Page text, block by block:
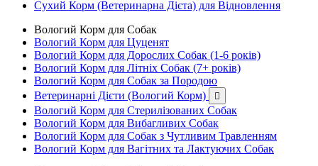
Сухий Корм (Ветеринарна Дієта) для Відновлення
Вологий Корм для Собак
Вологий Корм для Цуценят
Вологий Корм для Дорослих Собак (1-6 років)
Вологий Корм для Літніх Собак (7+ років)
Вологий Корм для Собак за Породою
Ветеринарні Дієти (Вологий Корм)

Вологий Корм для Стерилізованих Собак
Вологий Корм для Вибагливих Собак
Вологий Корм для Собак з Чутливим Травленням
Вологий Корм для Вагітних та Лактуючих Собак